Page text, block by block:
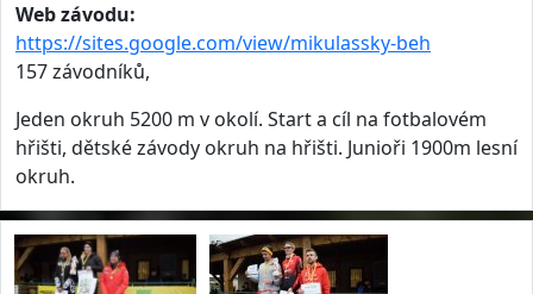
Web závodu:
https://sites.google.com/view/mikulassky-beh
157 závodníků,
Jeden okruh 5200 m v okolí. Start a cíl na fotbalovém
hřišti, dětské závody okruh na hřišti. Junioři 1900m lesní
okruh.